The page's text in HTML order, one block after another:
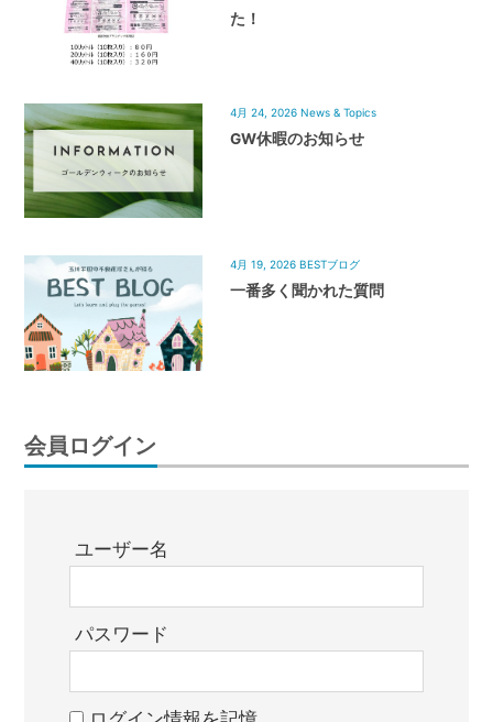
た！
4月 24, 2026 News & Topics
GW休暇のお知らせ
4月 19, 2026 BESTブログ
一番多く聞かれた質問
会員ログイン
ユーザー名
パスワード